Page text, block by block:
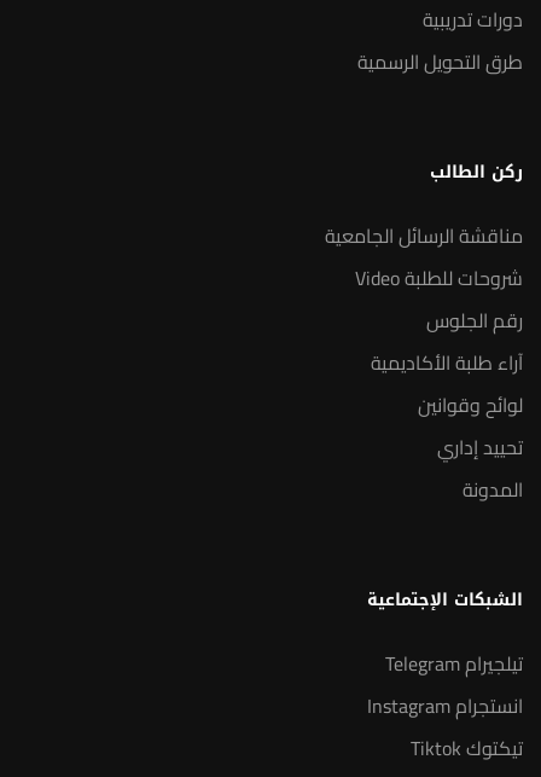
دورات تدريبية
طرق التحويل الرسمية
ركن الطالب
مناقشة الرسائل الجامعية
شروحات للطلبة Video
رقم الجلوس
آراء طلبة الأكاديمية
لوائح وقوانين
تحييد إداري
المدونة
الشبكات الإجتماعية
تيلجيرام Telegram
انستجرام Instagram
تيكتوك Tiktok